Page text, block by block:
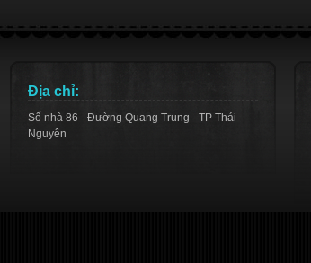
Địa chỉ:
Số nhà 86 - Đường Quang Trung - TP Thái
Nguyên